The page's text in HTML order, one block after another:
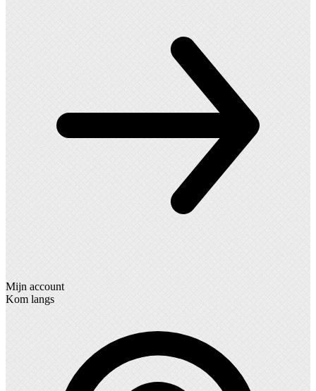
Mijn account
Kom langs